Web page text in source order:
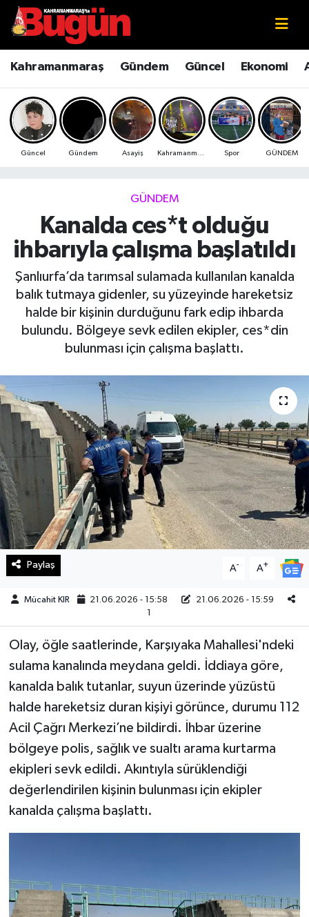
Kahramanmaraş Gündem Güncel Ekonomi
Güncel Gündem Asayiş Spor GÜNDEM
GÜNDEM
Kanalda ces*t olduğu
ihbarıyla çalışma başlatıldı
Şanlıurfa’da tarımsal sulamada kullanılan kanalda
balık tutmaya gidenler, su yüzeyinde hareketsiz
halde bir kişinin durduğunu fark edip ihbarda
bulundu. Bölgeye sevk edilen ekipler, ces*din
bulunması için çalışma başlattı.
Paylaş A- A+
Mücahit KIR 21.06.2026 - 15:58
21.06.2026 - 15:59
1
Olay, öğle saatlerinde, Karşıyaka Mahallesi'ndeki
sulama kanalında meydana geldi. İddiaya göre,
kanalda balık tutanlar, suyun üzerinde yüzüstü
halde hareketsiz duran kişiyi görünce, durumu 112
Acil Çağrı Merkezi’ne bildirdi. İhbar üzerine
bölgeye polis, sağlık ve sualtı arama kurtarma
ekipleri sevk edildi. Akıntıyla sürüklendiği
değerlendirilen kişinin bulunması için ekipler
kanalda çalışma başlattı.
Kahramanmaraş
Kahramanmaraş Sokak Röportajları
Bilim ve Teknoloji
Çevre
Ekonomi
Güncel
Haberde İnsan
Magazin
Manşet Altı
Manşetler
Resmi İlan
Sağlık
Spor
Teknoloji
Yaşam
KAHRAMANMARAŞ
Kahramanmaraş Nöbetçi Eczaneler
Kahramanmaraş Hava Durumu
Kahramanmaraş Namaz Vakitleri
Kahramanmaraş Trafik Yoğunluk Haritası
Süper Lig Puan Durumu ve Fikstür
Tüm Manşetler
Son Dakika Haberleri
Haber Arşivi